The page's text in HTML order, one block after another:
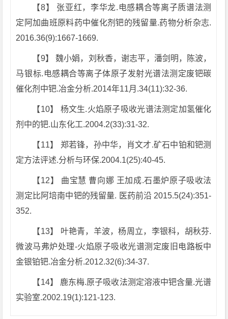
【8】 张亚红，李华龙.电感耦合等离子质谱法测
定阿加曲班原料药中催化剂钯的残留量.药物分析杂志.
2016.36(9):1667-1669.
【9】 魏小娟，刘秋香，谢志平，潘剑明，陈波，
马银标.电感耦合等离子体原子发射光谱法测定废钯碳
催化剂中钯.冶金分析.2014年11月.34(11):32-36.
【10】 杨文生.火焰原子吸收光谱法测定加氢催化
剂中的钯.山东化工.2004.2(33):31-32.
【11】 郑若锋，孙中华，肖文才.矿石中铂和钯测
定方法评述.分析与环保.2004.1(25):40-45.
【12】 曲宝慧 曹向娜 王加成.石墨炉原子吸收法
测定比阿培南中钯的残留量. 医药前沿 2015.5(24):351-
352.
【13】 叶艳青，羊波，杨周立，李银科，胡秋芬.
微波马弗炉处理-火焰原子吸收光谱测定废旧电路板中
金银铂钯.冶金分析.2012.32(6):34-37.
【14】 鹿东梅.原子吸收法测定溶液中钯含量.光谱
实验室.2002.19(1):121-123.